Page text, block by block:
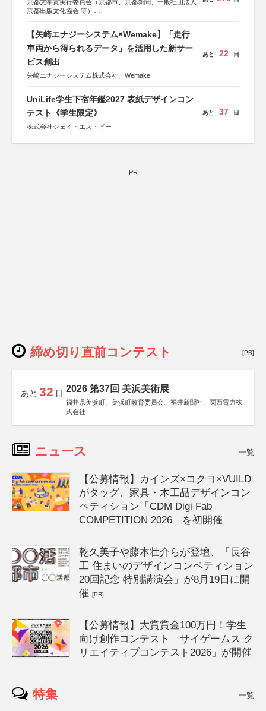
京都文学賞実行委員会（京都市、京都新聞、一般社団法人
京都出版文化協会 等）
KADOKAWA、河出書房新社、幻冬舎、講談社、光文社、
集英社、小学館、祥伝社、新潮社、淡交社、ちいさいミシ
マ社、徳間書店、早川書房、PHP研究所、双葉社、文藝春
【矢崎エナジーシステム×Wemake】「走行
車両から得られるデータ」を活用した新サー
ビス創出
矢崎エナジーシステム株式会社、Wemake
あと 22 日
UniLife学生下宿年鑑2027 表紙デザインコン
テスト《学生限定》
株式会社ジェイ・エス・ビー
あと 37 日
PR
締め切り直前コンテスト [PR]
あと 32 日 2026 第37回 美浜美術展
福井県美浜町、美浜町教育委員会、福井新聞社、関西電力株
式会社
ニュース 一覧
【公募情報】カインズ×コクヨ×VUILD
がタッグ、家具・木工品デザインコン
ペティション「CDM Digi Fab
COMPETITION 2026」を初開催
乾久美子や藤本壮介らが登壇、「長谷
工 住まいのデザインコンペティション
20回記念 特別講演会」が8月19日に開
催[PR]
【公募情報】大賞賞金100万円！学生
向け創作コンテスト「サイゲームス ク
リエイティブコンテスト2026」が開催
特集 一覧